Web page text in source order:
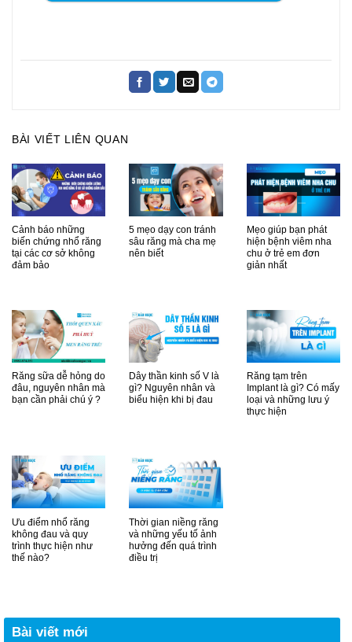
BÀI VIẾT LIÊN QUAN
Cảnh báo những
biến chứng nhổ răng
tại các cơ sở không
đảm bảo
5 mẹo dạy con tránh
sâu răng mà cha mẹ
nên biết
Mẹo giúp bạn phát
hiện bệnh viêm nha
chu ở trẻ em đơn
giản nhất
Răng sữa dễ hỏng do
đâu, nguyên nhân mà
bạn cần phải chú ý ?
Dây thần kinh số V là
gì? Nguyên nhân và
biểu hiện khi bị đau
Răng tạm trên
Implant là gì? Có mấy
loại và những lưu ý
thực hiện
Ưu điểm nhổ răng
không đau và quy
trình thực hiện như
thế nào?
Thời gian niềng răng
và những yếu tố ảnh
hưởng đến quá trình
điều trị
Bài viết mới